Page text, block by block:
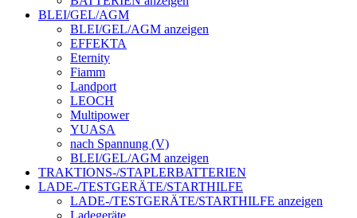
BLEI/GEL/AGM
BLEI/GEL/AGM anzeigen
EFFEKTA
Eternity
Fiamm
Landport
LEOCH
Multipower
YUASA
nach Spannung (V)
BLEI/GEL/AGM anzeigen
TRAKTIONS-/STAPLERBATTERIEN
LADE-/TESTGERÄTE/STARTHILFE
LADE-/TESTGERÄTE/STARTHILFE anzeigen
Ladegeräte